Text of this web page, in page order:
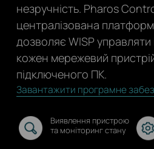
незручність. Pharos
централізована
дозволяє WISP
кожен мережевий
підключеного ПК.
Завантажити програмне
Виявлення пристрою
та моніторинг стану